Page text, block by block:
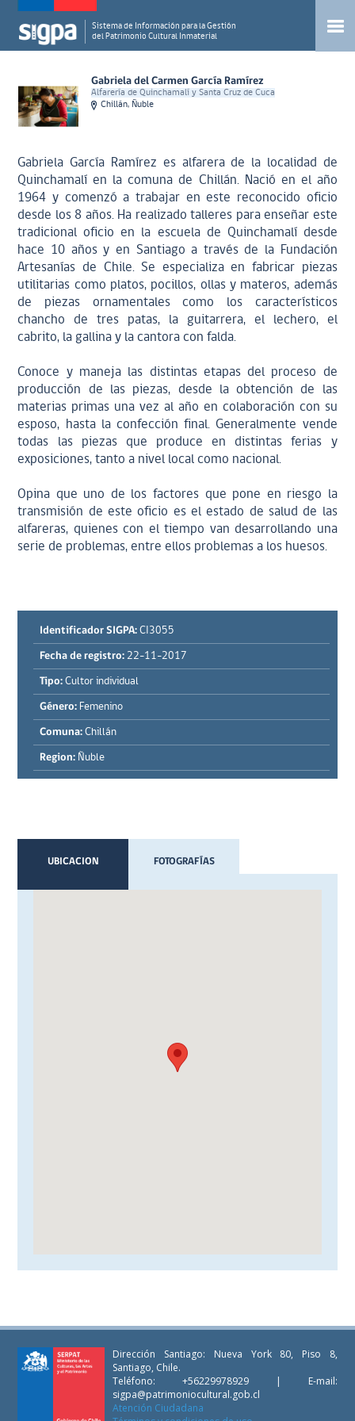
Sistema de Información para la Gestión
del Patrimonio Cultural Inmaterial
Gabriela del Carmen García Ramírez
Alfarería de Quinchamalí y Santa Cruz de Cuca
Chillán, Ñuble
Gabriela García Ramírez es alfarera de la localidad de
Quinchamalí en la comuna de Chillán. Nació en el año
1964 y comenzó a trabajar en este reconocido oficio
desde los 8 años. Ha realizado talleres para enseñar este
tradicional oficio en la escuela de Quinchamalí desde
hace 10 años y en Santiago a través de la Fundación
Artesanías de Chile. Se especializa en fabricar piezas
utilitarias como platos, pocillos, ollas y materos, además
de piezas ornamentales como los característicos
chancho de tres patas, la guitarrera, el lechero, el
cabrito, la gallina y la cantora con falda.
Conoce y maneja las distintas etapas del proceso de
producción de las piezas, desde la obtención de las
materias primas una vez al año en colaboración con su
esposo, hasta la confección final. Generalmente vende
todas las piezas que produce en distintas ferias y
exposiciones, tanto a nivel local como nacional.
Opina que uno de los factores que pone en riesgo la
transmisión de este oficio es el estado de salud de las
alfareras, quienes con el tiempo van desarrollando una
serie de problemas, entre ellos problemas a los huesos.
Identificador SIGPA: CI3055
Fecha de registro: 22-11-2017
Tipo: Cultor individual
Género: Femenino
Comuna: Chillán
Region: Ñuble
UBICACION FOTOGRAFÍAS
Dirección Santiago: Nueva York 80, Piso 8,
Santiago, Chile.
Teléfono: +56229978929 | E-mail:
sigpa@patrimoniocultural.gob.cl
Atención Ciudadana